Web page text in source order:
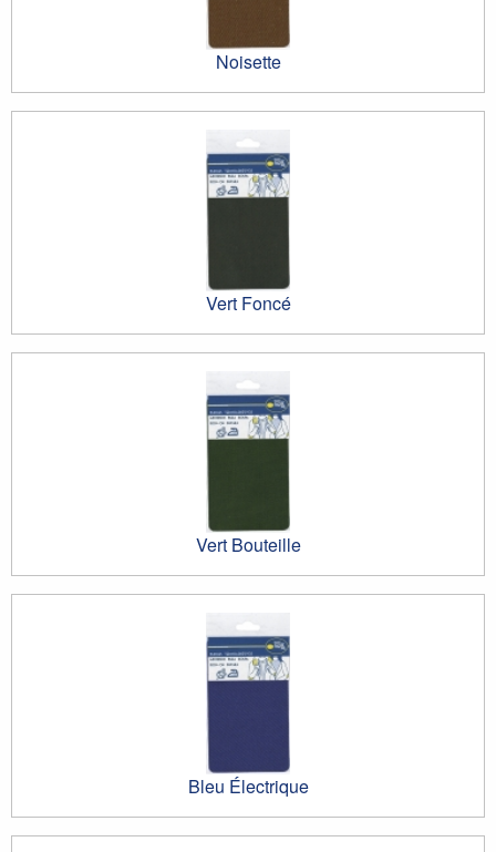
Noisette
Vert Foncé
Vert Bouteille
Bleu Électrique